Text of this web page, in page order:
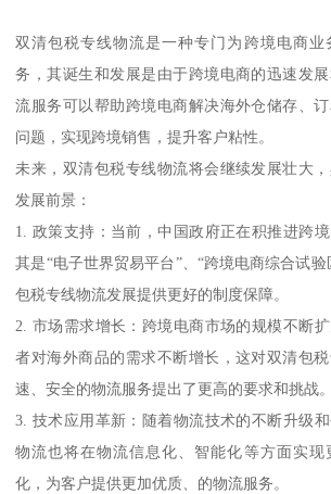
双清包税专线物流是一种专门为跨境电商业
务，其诞生和发展是由于跨境电商的迅速发
流服务可以帮助跨境电商解决海外仓储存、
问题，实现跨境销售，提升客户粘性。
未来，双清包税专线物流将会继续发展壮大
发展前景：
1. 政策支持：当前，中国政府正在积推进跨
其是“电子世界贸易平台”、“跨境电商综合试
包税专线物流发展提供更好的制度保障。
2. 市场需求增长：跨境电商市场的规模不断
者对海外商品的需求不断增长，这对双清包
速、安全的物流服务提出了更高的要求和挑战。
3. 技术应用革新：随着物流技术的不断升级
物流也将在物流信息化、智能化等方面实现
化，为客户提供更加优质、的物流服务。